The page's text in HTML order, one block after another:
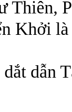
Thiên,
Khởi
dẫn